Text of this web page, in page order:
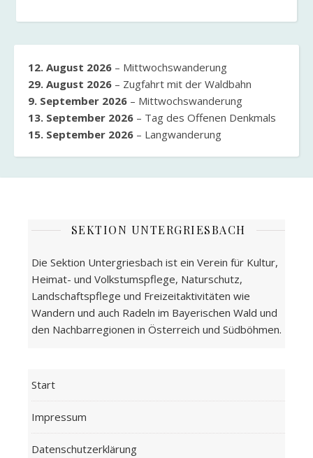
12. August 2026 – Mittwochswanderung
29. August 2026 – Zugfahrt mit der Waldbahn
9. September 2026 – Mittwochswanderung
13. September 2026 – Tag des Offenen Denkmals
15. September 2026 – Langwanderung
SEKTION UNTERGRIESBACH
Die Sektion Untergriesbach ist ein Verein für Kultur,
Heimat- und Volkstumspflege, Naturschutz,
Landschaftspflege und Freizeitaktivitäten wie
Wandern und auch Radeln im Bayerischen Wald und
den Nachbarregionen in Österreich und Südböhmen.
Start
Impressum
Datenschutzerklärung